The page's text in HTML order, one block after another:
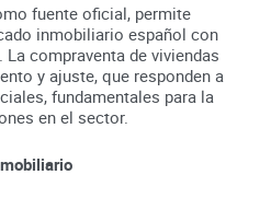
fuente oficial, permite
inmobiliario español con
compraventa de viviendas
y ajuste, que responden a
fundamentales para la
en el sector.